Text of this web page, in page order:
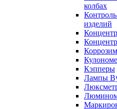
колбах
изделий
Кэпперы
Лампы